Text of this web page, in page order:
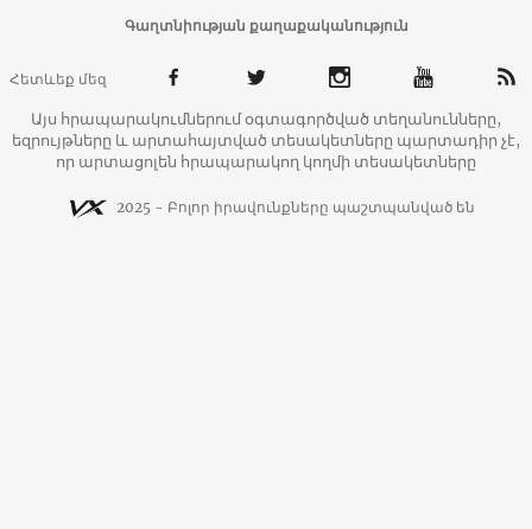
Գաղտնիության քաղաքականություն
Հետևեք մեզ
Այս հրապարակումներում օգտագործված տեղանունները,
եզրույթները և արտահայտված տեսակետները պարտադիր չէ,
որ արտացոլեն հրապարակող կողմի տեսակետները
2025 - Բոլոր իրավունքները պաշտպանված են